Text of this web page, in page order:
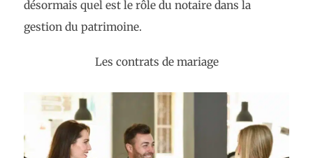
désormais quel est le rôle du notaire dans la
gestion du patrimoine.
Les contrats de mariage